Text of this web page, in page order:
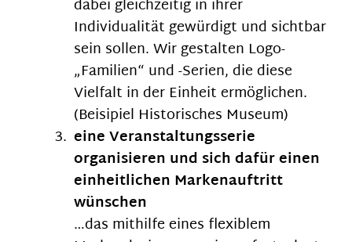
dabei gleichzeitig in ihrer
Individualität gewürdigt und sichtbar
sein sollen. Wir gestalten Logo-
„Familien“ und -Serien, die diese
Vielfalt in der Einheit ermöglichen.
(Beisipiel Historisches Museum)
eine Veranstaltungsserie
organisieren und sich dafür einen
einheitlichen Markenauftritt
wünschen
…das mithilfe eines flexiblem